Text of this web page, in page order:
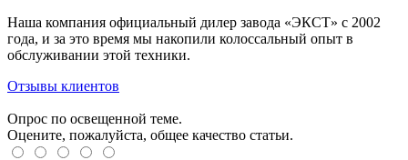
Наша компания официальный дилер завода «ЭКСТ» с 2002
года, и за это время мы накопили колоссальный опыт в
обслуживании этой техники.
Отзывы клиентов
Опрос по освещенной теме.
Оцените, пожалуйста, общее качество статьи.